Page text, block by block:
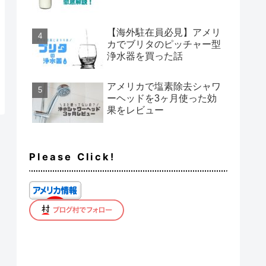
【海外駐在員必見】アメリ
カでブリタのピッチャー型
浄水器を買った話
アメリカで塩素除去シャワ
ーヘッドを3ヶ月使った効
果をレビュー
Please Click!